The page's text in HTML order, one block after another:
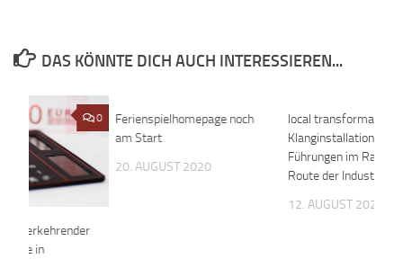
DAS KÖNNTE DICH AUCH INTERESSIEREN...
Ferienspielhomepage noch
am Start
20. AUGUST 2020
local transformation
Klanginstallation und
Führungen im
Route der
12. AUGUST 2021
0
in